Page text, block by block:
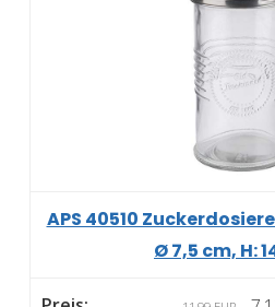
APS 40510
Ø 7,5 cm, H: